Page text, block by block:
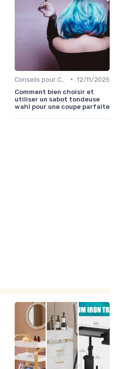
• 12/11/2025
Comment bien choisir et
utiliser un sabot tondeuse
wahl pour une coupe parfaite